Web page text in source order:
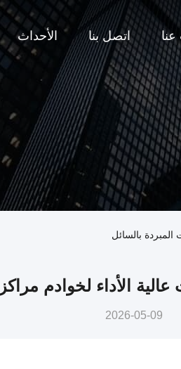
اتصل بنا الأحداث
المبردة بالسائل
الأداء لخوادم مراكز
2026-05-09